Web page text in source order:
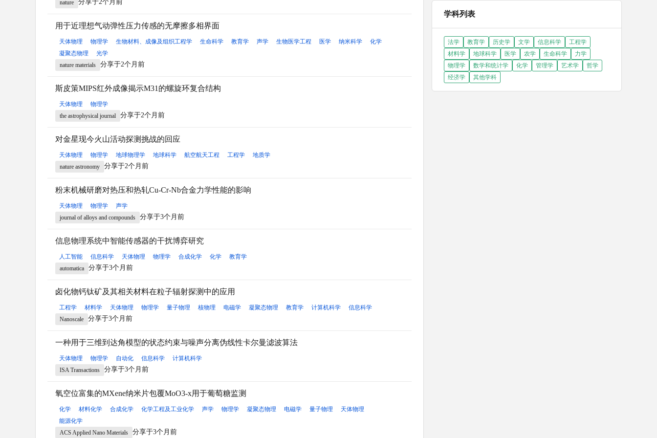
nature
分享于2个月前
用于近理想气动弹性压力传感的无摩擦多相界面
天体物理 物理学 生物材料、成像及组织工程学 生命科学 教育学 声学 生物医学工程 医学 纳米科学
化学
凝聚态物理
光学
nature materials
分享于2个月前
斯皮策MIPS红外成像揭示M31的螺旋环复合结构
天体物理
物理学
the astrophysical journal
分享于2个月前
对金星现今火山活动探测挑战的回应
天体物理 物理学 地球物理学 地球科学 航空航天工程 工程学
地质学
nature astronomy
分享于2个月前
粉末机械研磨对热压和热轧Cu-Cr-Nb合金力学性能的影响
天体物理 物理学
声学
journal of alloys and compounds
分享于3个月前
信息物理系统中智能传感器的干扰博弈研究
人工智能 信息科学 天体物理 物理学 合成化学 化学
教育学
automatica
分享于3个月前
卤化物钙钛矿及其相关材料在粒子辐射探测中的应用
工程学 材料学 天体物理 物理学 量子物理 核物理 电磁学 凝聚态物理 教育学 计算机科学
信息科学
Nanoscale
分享于3个月前
一种用于三维到达角模型的状态约束与噪声分离伪线性卡尔曼滤波算法
天体物理 物理学 自动化 信息科学
计算机科学
ISA Transactions
分享于3个月前
氧空位富集的MXene纳米片包覆MoO3-x用于葡萄糖监测
化学 材料化学 合成化学 化学工程及工业化学 声学 物理学 凝聚态物理 电磁学 量子物理
天体物理
能源化学
ACS Applied Nano Materials
分享于3个月前
学科列表
法学 教育学 历史学 文学 信息科学
工程学
材料学
地球科学 医学 农学 生命科学
力学
物理学
数学和统计学 化学 管理学 艺术学
哲学
经济学
其他学科